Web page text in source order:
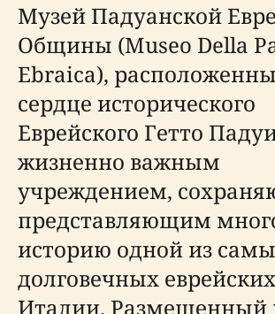
Музей Падуанской
Общины (Museo Della
Ebraica),
сердце исторического
Еврейского Гетто
жизненно важным
учреждением,
представляющим
историю одной из
долговечных
Италии. Размещенный